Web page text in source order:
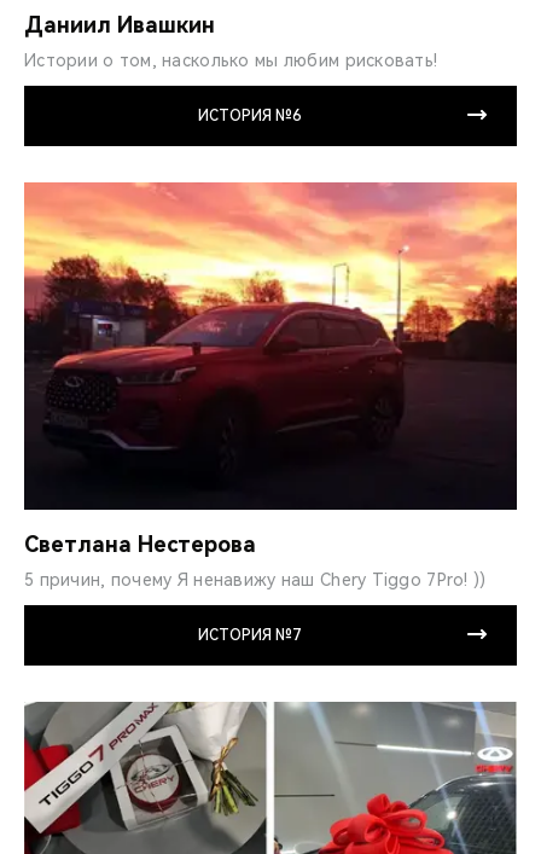
Даниил Ивашкин
Истории о том, насколько мы любим рисковать!
ИСТОРИЯ №6
Светлана Нестерова
5 причин, почему Я ненавижу наш Chery Tiggo 7Pro! ))
ИСТОРИЯ №7